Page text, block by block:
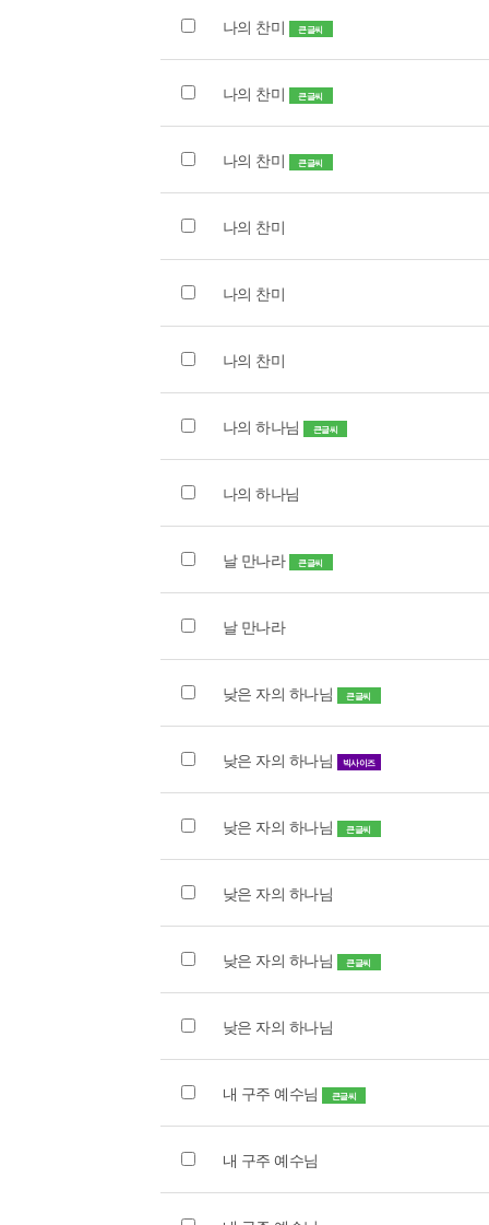
나의 찬미 큰글씨
나의 찬미 큰글씨
나의 찬미 큰글씨
나의 찬미
나의 찬미
나의 찬미
나의 하나님 큰글씨
나의 하나님
날 만나라 큰글씨
날 만나라
낮은 자의 하나님 큰글씨
낮은 자의 하나님 빅사이즈
낮은 자의 하나님 큰글씨
낮은 자의 하나님
낮은 자의 하나님 큰글씨
낮은 자의 하나님
내 구주 예수님 큰글씨
내 구주 예수님